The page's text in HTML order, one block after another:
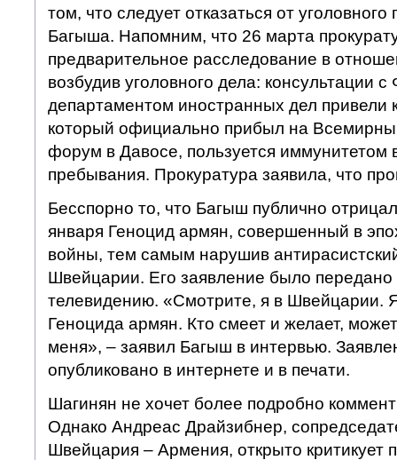
том, что следует отказаться от
Багыша. Напомним, что 26 марта
предварительное расследование в
возбудив уголовного дела: консультации
департаментом иностранных дел привели
который официально прибыл на
форум в Давосе, пользуется иммунитетом
пребывания. Прокуратура заявила, что
Бесспорно то, что Багыш публично
января Геноцид армян, совершенный в
войны, тем самым нарушив
Швейцарии. Его заявление было передано
телевидению. «Смотрите, я в Швейцарии.
Геноцида армян. Кто смеет и желает,
меня», – заявил Багыш в интервью.
опубликовано в интернете и в печати.
Шагинян не хочет более подробно
Однако Андреас Драйзибнер,
Швейцария – Армения, открыто критикует